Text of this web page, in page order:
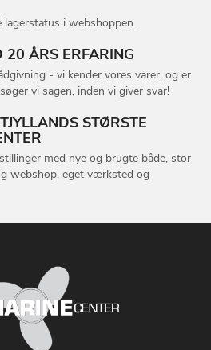
lagerstatus i webshoppen.
20 ÅRS ERFARING
- vi kender vores varer, og er
vi sagen, inden vi giver svar!
STØRSTE
med nye og brugte både, stor
webshop, eget værksted og